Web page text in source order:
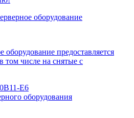
оборудование предоставляется
том числе на снятые с
E6
оборудования